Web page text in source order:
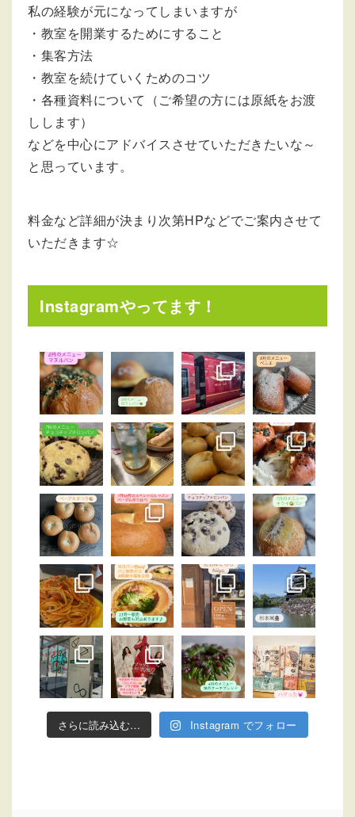
私の経験が元になってしまいますが
・教室を開業するためにすること
・集客方法
・教室を続けていくためのコツ
・各種資料について（ご希望の方には原紙をお渡
しします）
などを中心にアドバイスさせていただきたいな～
と思っています。
料金など詳細が決まり次第HPなどでご案内させて
いただきます☆
Instagramやってます！
さらに読み込む… Instagram でフォロー